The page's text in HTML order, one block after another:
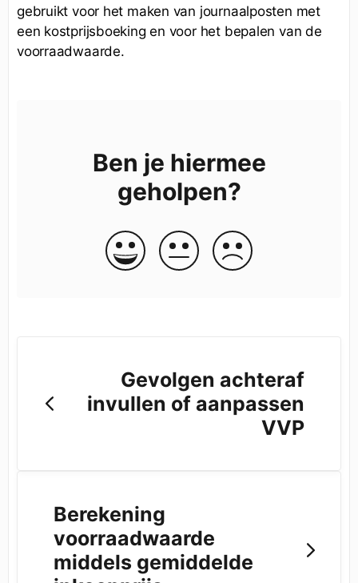
gebruikt voor het maken van journaalposten met
een kostprijsboeking en voor het bepalen van de
voorraadwaarde.
Ben je hiermee
geholpen?
Gevolgen achteraf
invullen of aanpassen
VVP
Berekening
voorraadwaarde
middels gemiddelde